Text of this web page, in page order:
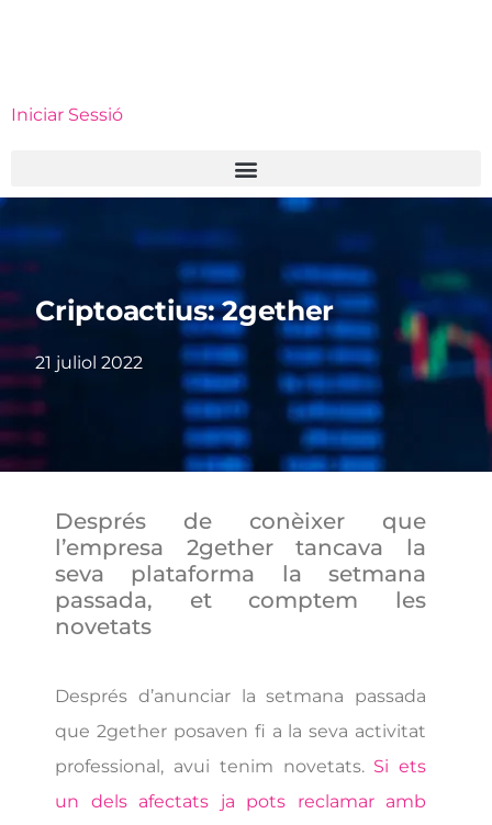
Iniciar Sessió
Criptoactius: 2gether
21 juliol 2022
Després de conèixer que
l’empresa 2gether tancava la
seva plataforma la setmana
passada, et comptem les
novetats
Després d’anunciar la setmana passada
que 2gether posaven fi a la seva activitat
professional, avui tenim novetats. Si ets
un dels afectats ja pots reclamar amb